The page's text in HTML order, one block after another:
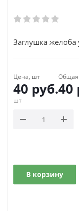
Заглушка желоба
Цена, шт
40 руб.
Общая
40
шт
В корзину